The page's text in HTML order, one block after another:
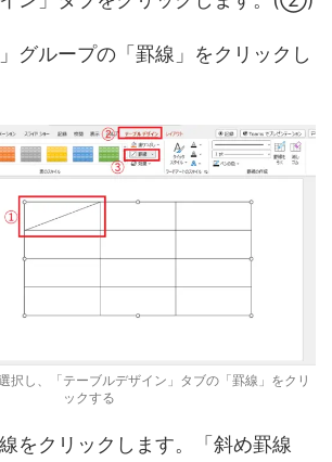
グループの「罫線」をクリックし
択し、「テーブルデザイン」タブの「罫線」をクリ
ックする
をクリックします。「斜め罫線